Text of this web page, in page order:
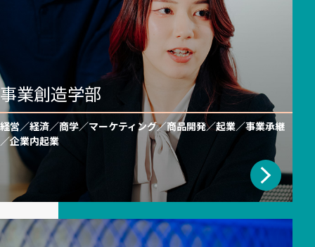
事業創造学部
経営／経済／商学／マーケティング／商品開発／起業／事業承継
／企業内起業